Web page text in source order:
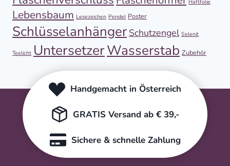
Haftfolie
Lebensbaum Lesezeichen Pendel Poster
Schlüsselanhänger Schutzengel Selenit
Teelicht UntersetzerWasserstab Zubehör
Handgemacht in Österreich
GRATIS Versand ab € 39,-
Sichere & schnelle Zahlung